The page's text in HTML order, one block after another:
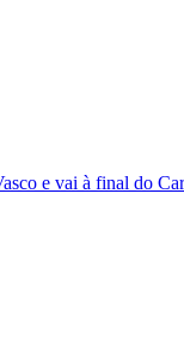
e vai à final do